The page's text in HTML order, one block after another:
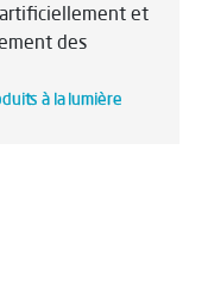
artificiellement et
des
à la lumière